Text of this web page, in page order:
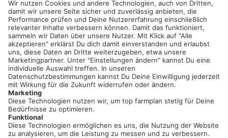
service@topfarmplan.de
Sei immer auf dem Laufenden!
Neue Features, spannende Tipps und hilfreiche Anleitungen!